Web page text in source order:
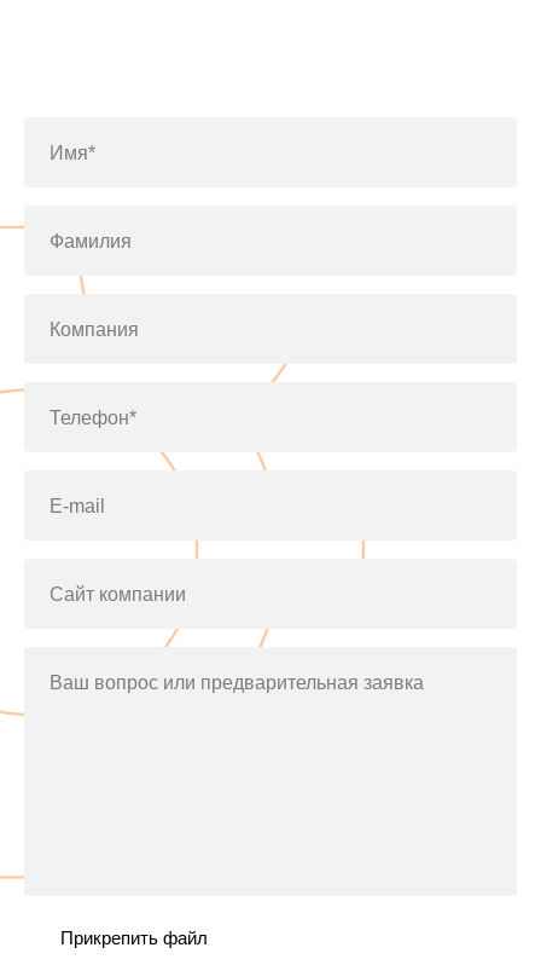
Имя*
Фамилия
Компания
Телефон*
E-mail
Сайт компании
Ваш вопрос или предварительная заявка
Прикрепить файл